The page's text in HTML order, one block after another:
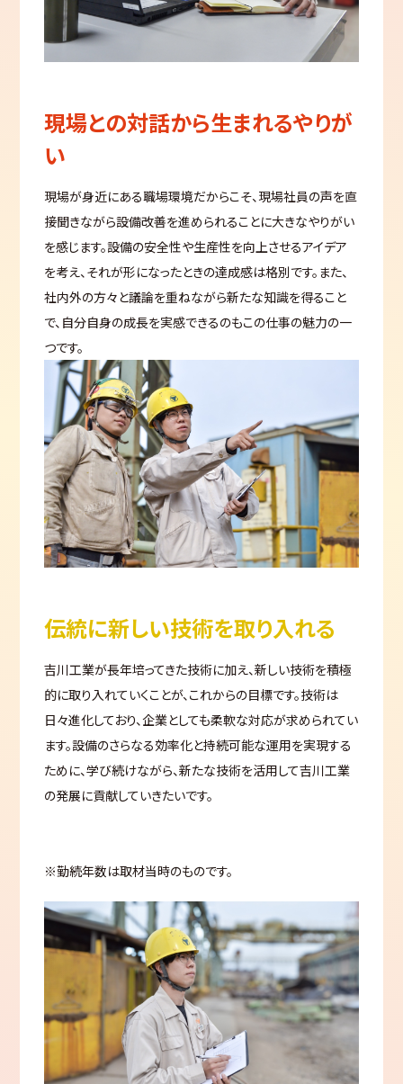
現場との対話から生まれるやりが
い
現場が身近にある職場環境だからこそ、現場社員の声を直
接聞きながら設備改善を進められることに大きなやりがい
を感じます。設備の安全性や生産性を向上させるアイデア
を考え、それが形になったときの達成感は格別です。また、
社内外の方々と議論を重ねながら新たな知識を得ること
で、自分自身の成長を実感できるのもこの仕事の魅力の一
つです。
伝統に新しい技術を取り入れる
吉川工業が長年培ってきた技術に加え、新しい技術を積極
的に取り入れていくことが、これからの目標です。技術は
日々進化しており、企業としても柔軟な対応が求められてい
ます。設備のさらなる効率化と持続可能な運用を実現する
ために、学び続けながら、新たな技術を活用して吉川工業
の発展に貢献していきたいです。
※勤続年数は取材当時のものです。